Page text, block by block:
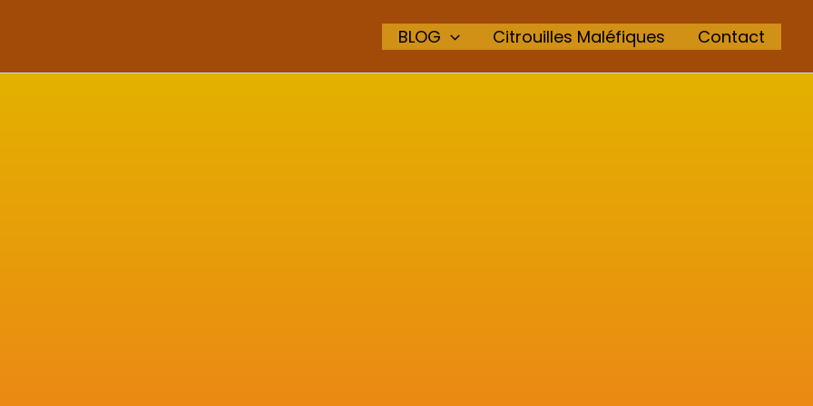
BLOG Citrouilles Maléfiques Contact